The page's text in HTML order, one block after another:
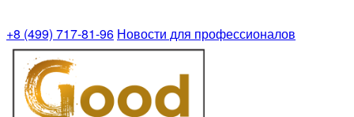
+8 (499) 717-81-96 Новости для профессионалов